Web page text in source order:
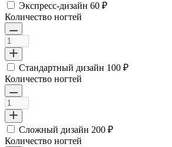
Экспресс-дизайн 60 ₽
Количество ногтей
Стандартный дизайн 100 ₽
Количество ногтей
Сложный дизайн 200 ₽
Количество ногтей